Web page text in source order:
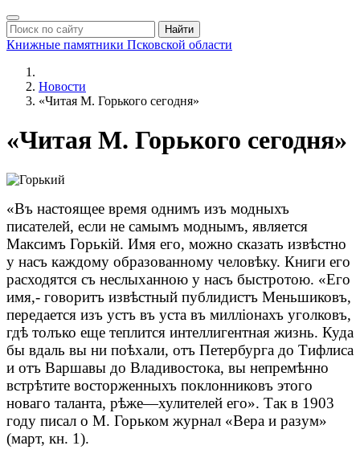
Найти
Книжные памятники Псковской области
Новости
«Читая М. Горького сегодня»
«Читая М. Горького сегодня»
«Въ настоящее время однимъ изъ модныхъ
писателей, если не самымъ моднымъ, является
Максимъ Горькій. Имя его, можно сказать извѣстно
у насъ каждому образованному человѣку. Книги его
расходятся съ неслыханною у насъ быстротою. «Его
имя,- говоритъ извѣстный публидистъ Меньшиковъ,
передается изъ устъ въ уста въ милліонахъ уголковъ,
гдѣ толъко еще теплится интеллигентная жизнь. Куда
бы вдаль вы ни поѣхали, отъ Петербурга до Тифлиса
и отъ Варшавы до Владивостока, вы непремѣнно
встрѣтите восторженныхъ поклонниковъ этого
новаго таланта, рѣже—хулителей его». Так в 1903
году писал о М. Горьком журнал «Вера и разум»
(март, кн. 1).